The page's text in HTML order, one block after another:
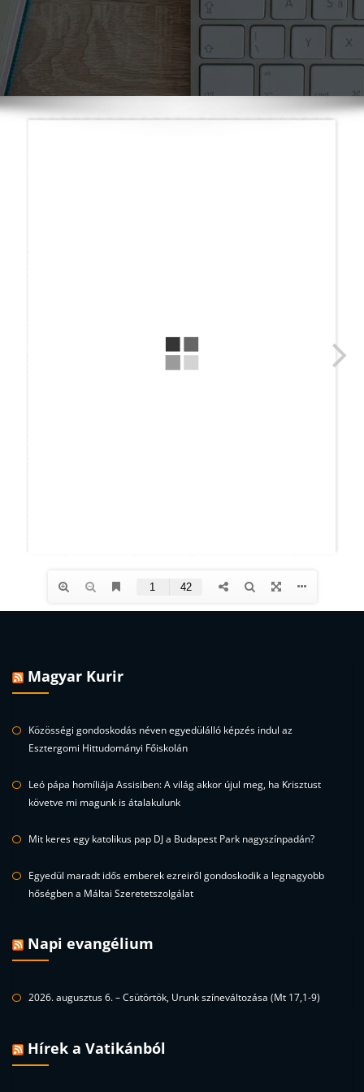
Magyar Kurir
Közösségi gondoskodás néven egyedülálló képzés indul az
Esztergomi Hittudományi Főiskolán
Leó pápa homíliája Assisiben: A világ akkor újul meg, ha Krisztust
követve mi magunk is átalakulunk
Mit keres egy katolikus pap DJ a Budapest Park nagyszínpadán?
Egyedül maradt idős emberek ezreiről gondoskodik a legnagyobb
hőségben a Máltai Szeretetszolgálat
Napi evangélium
2026. augusztus 6. – Csütörtök, Urunk színeváltozása (Mt 17,1-9)
Hírek a Vatikánból